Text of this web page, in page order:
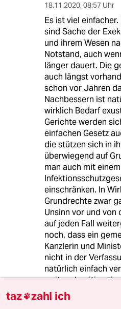
18.11.2020, 08:57 Uhr
Es ist viel
sind Sache der
und ihrem Wesen
Notstand, auch
länger dauert. Die
auch längst
schon vor Jahren
Nachbessern ist
wirklich Bedarf
Gerichte werden
einfachen Gesetz
die stützen sich in
überwiegend auf
man auch mit
einschränken. In
Grundrechte zwar
Unsinn vor und von
auf jeden Fall
noch, dass ein
Kanzlerin und
nicht in der
natürlich einfach
weitere
demokratische
Regierungen.
taz zahl ich